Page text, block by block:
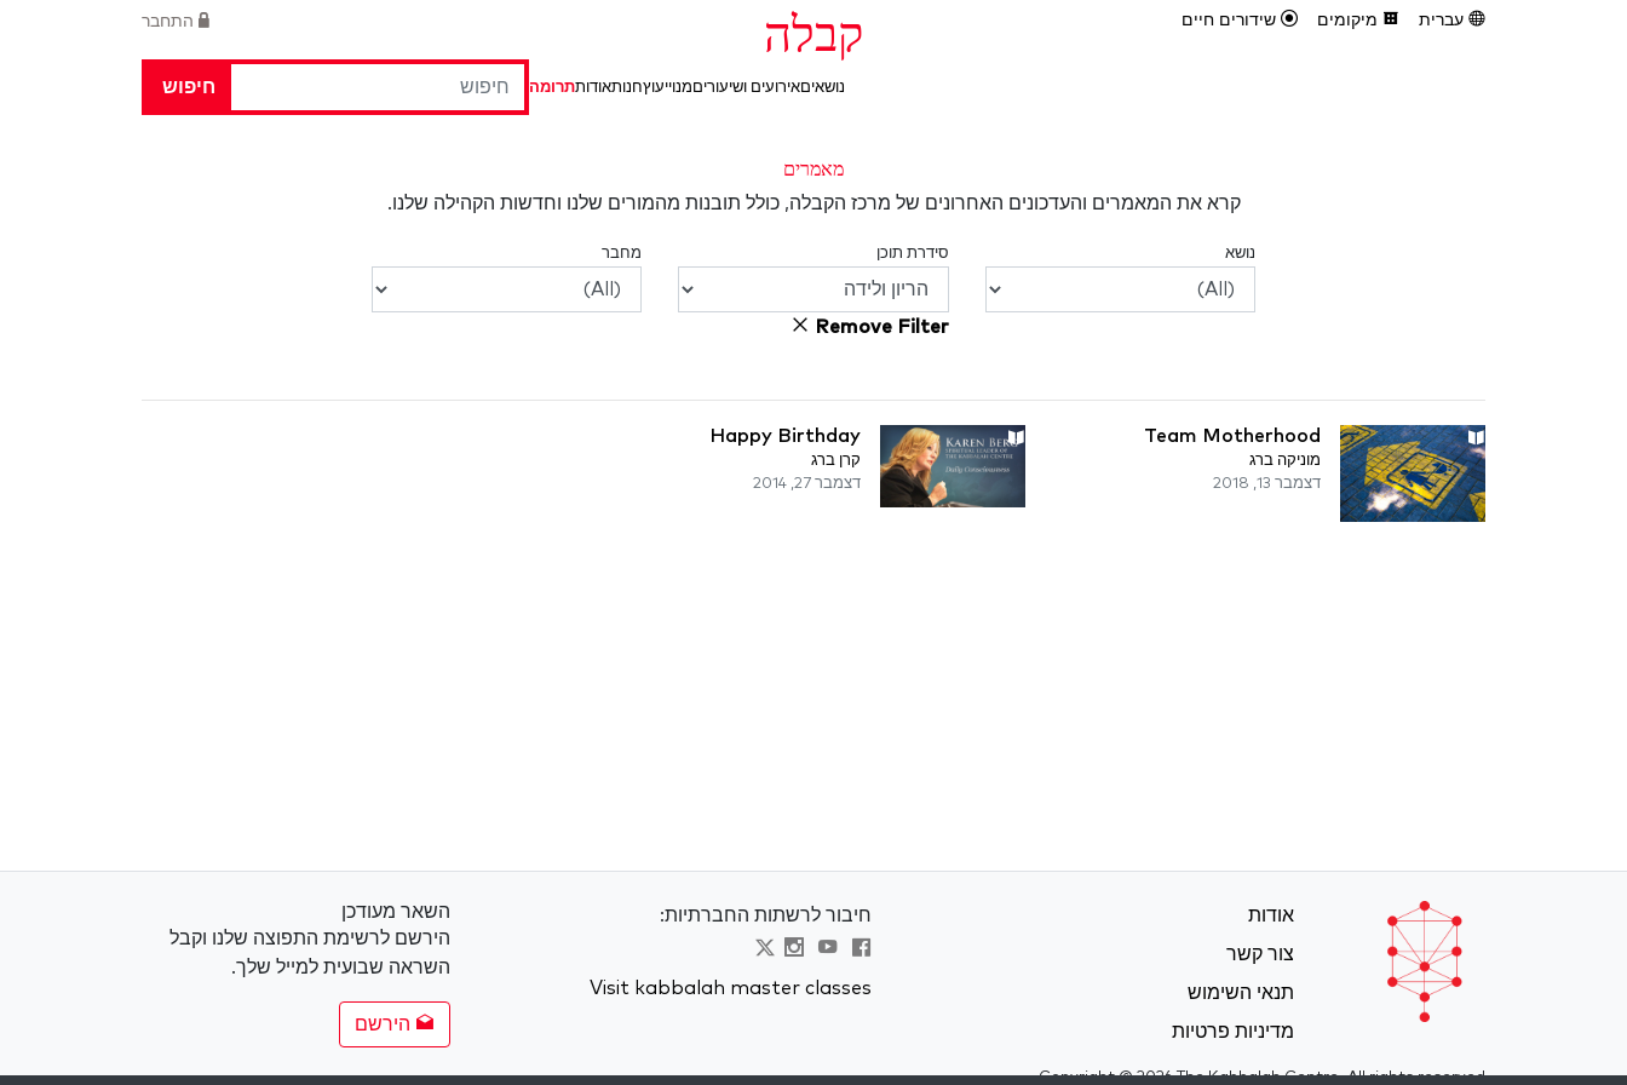
התחבר עברית מיקומים שידורים חיים קבלה
חיפוש נושאיםאירועים ושיעוריםמנוייעוץחנותאודותתרומה
מאמרים
קרא את המאמרים והעדכונים האחרונים של מרכז הקבלה, כולל תובנות מהמורים שלנו וחדשות הקהילה שלנו.
נושא סידרת תוכן
Remove Filter
מחבר
Team Motherhood
מוניקה ברג
דצמבר 13, 2018
Happy Birthday
קרן ברג
דצמבר 27, 2014
אודות
צור קשר
תנאי השימוש
מדיניות פרטיות
חיבור לרשתות החברתיות:
Visit kabbalah master classes
השאר מעודכן
הירשם לרשימת התפוצה שלנו וקבל
השראה שבועית למייל שלך.
הירשם
Copyright © 2026 The Kabbalah Centre. All rights reserved.